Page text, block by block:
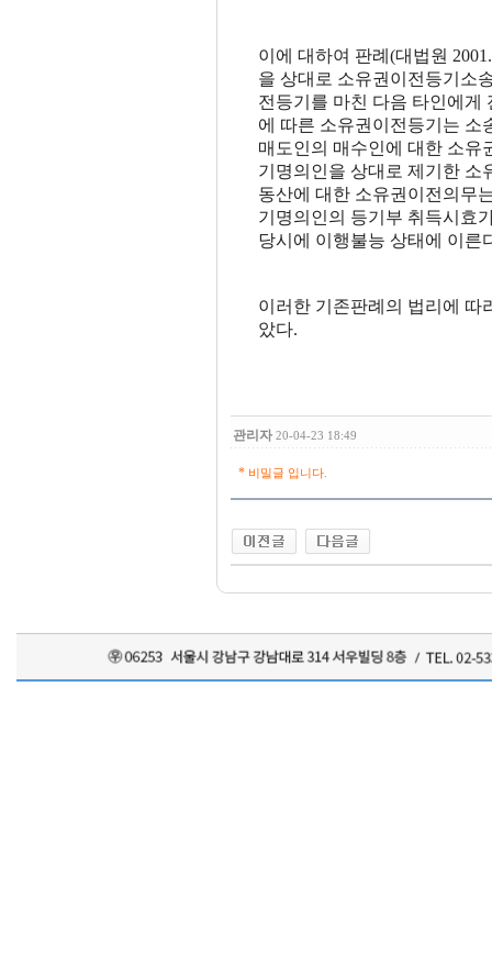
이에 대하여 판례(대법원
을 상대로 소유권이전등기소
전등기를 마친 다음 타인에게
에 따른 소유권이전등기는 소
매도인의 매수인에 대한 소유
기명의인을 상대로 제기한 소
동산에 대한 소유권이전의무
기명의인의 등기부 취득시효
당시에 이행불능 상태에 이른
이러한 기존판례의 법리에 따
았다.
관리자 20-04-23 18:49
* 비밀글 입니다.